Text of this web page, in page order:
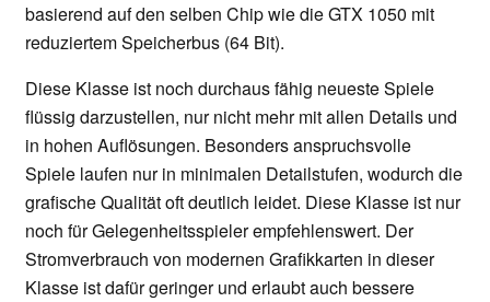
basierend auf den selben Chip wie die GTX 1050 mit
reduziertem Speicherbus (64 Bit).
Diese Klasse ist noch durchaus fähig neueste Spiele
flüssig darzustellen, nur nicht mehr mit allen Details und
in hohen Auflösungen. Besonders anspruchsvolle
Spiele laufen nur in minimalen Detailstufen, wodurch die
grafische Qualität oft deutlich leidet. Diese Klasse ist nur
noch für Gelegenheitsspieler empfehlenswert. Der
Stromverbrauch von modernen Grafikkarten in dieser
Klasse ist dafür geringer und erlaubt auch bessere